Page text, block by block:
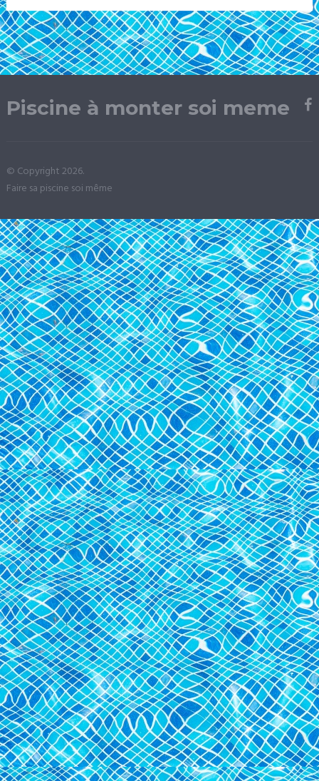
Piscine à monter soi meme
© Copyright 2026.
Faire sa piscine soi même